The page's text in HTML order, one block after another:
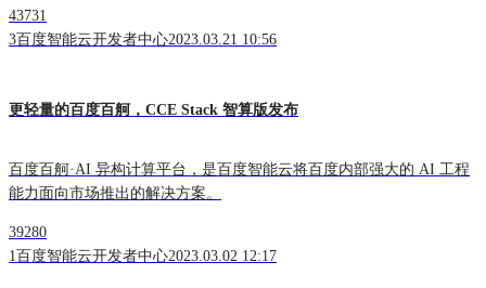
43731
3百度智能云开发者中心2023.03.21 10:56
更轻量的百度百舸，CCE Stack 智算版发布
百度百舸·AI 异构计算平台，是百度智能云将百度内部强大的 AI 工程
能力面向市场推出的解决方案。
39280
1百度智能云开发者中心2023.03.02 12:17